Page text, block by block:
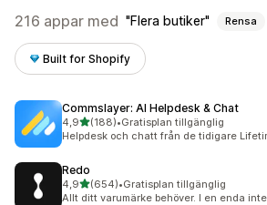
216 appar med Flera butiker Rensa
Built for Shopify
Commslayer: AI Helpdesk & Chat
4,9av 5 stjärnor
(188)
188 recensioner totalt
•Gratisplan tillgänglig
Helpdesk och chatt från de tidigare
Redo
4,9av 5 stjärnor
(654)
654 recensioner totalt
•Gratisplan tillgänglig
Allt ditt varumärke behöver. I en enda